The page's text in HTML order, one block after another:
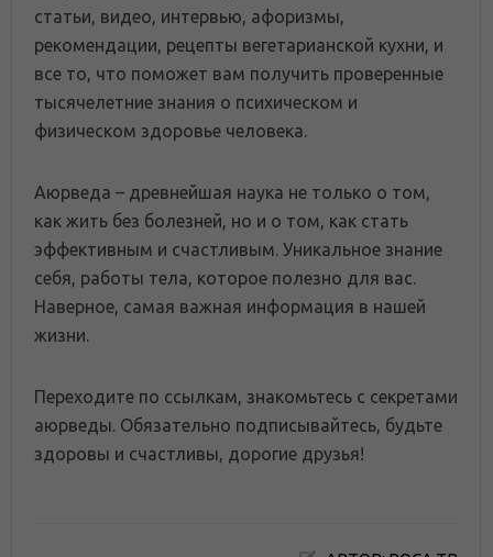
статьи, видео, интервью, афоризмы,
рекомендации, рецепты вегетарианской кухни, и
все то, что поможет вам получить проверенные
тысячелетние знания о психическом и
физическом здоровье человека.
Аюрведа – древнейшая наука не только о том,
как жить без болезней, но и о том, как стать
эффективным и счастливым. Уникальное знание
себя, работы тела, которое полезно для вас.
Наверное, самая важная информация в нашей
жизни.
Переходите по ссылкам, знакомьтесь с секретами
аюрведы. Обязательно подписывайтесь, будьте
здоровы и счастливы, дорогие друзья!